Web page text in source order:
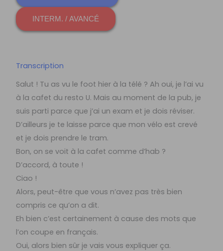
INTERM. / AVANCÉ
Transcription
Salut ! Tu as vu le foot hier à la télé ? Ah oui, je l’ai vu
à la cafet du resto U. Mais au moment de la pub, je
suis parti parce que j’ai un exam et je dois réviser.
D’ailleurs je te laisse parce que mon vélo est crevé
et je dois prendre le tram.
Bon, on se voit à la cafet comme d’hab ?
D’accord, à toute !
Ciao !
Alors, peut-être que vous n’avez pas très bien
compris ce qu’on a dit.
Eh bien c’est certainement à cause des mots que
l’on coupe en français.
Oui, alors bien sûr je vais vous expliquer ça.